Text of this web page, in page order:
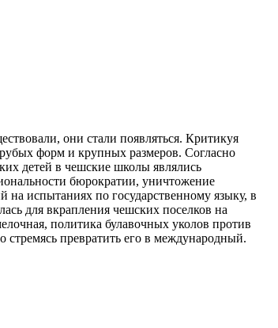
они стали появляться. Критикуя
форм и крупных размеров. Согласно
детей в чешские школы являлись
бюрократии, уничтожение
на испытаниях по государственному языку, в
для вкрапления чешских поселков на
политика булавочных уколов против
стремясь превратить его в международный.